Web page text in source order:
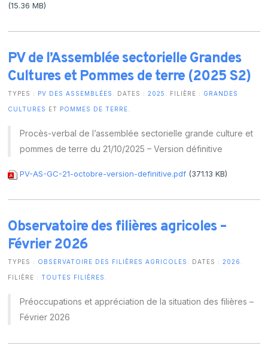
(15.36 MB)
PV de l’Assemblée sectorielle Grandes
Cultures et Pommes de terre (2025 S2)
TYPES : PV DES ASSEMBLÉES . DATES :2025 . FILIÈRE : GRANDES
CULTURES ET POMMES DE TERRE
Procès-verbal de l’assemblée sectorielle grande culture et
pommes de terre du 21/10/2025 – Version définitive
PV-AS-GC-21-octobre-version-definitive.pdf (371.13 KB)
Observatoire des filières agricoles –
Février 2026
TYPES : OBSERVATOIRE DES FILIÈRES AGRICOLES . DATES :2026
FILIÈRE :TOUTES FILIÈRES
Préoccupations et appréciation de la situation des filières –
Février 2026